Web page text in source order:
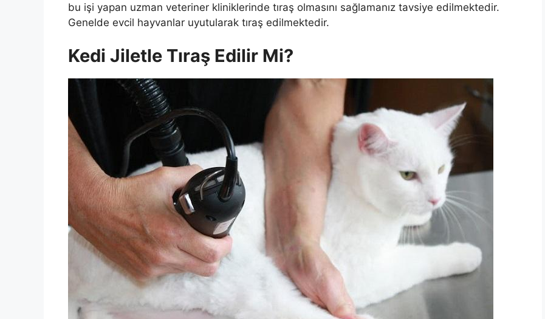
bu işi yapan uzman veteriner kliniklerinde tıraş olmasını sağlamanız tavsiye edilmektedir.
Genelde evcil hayvanlar uyutularak tıraş edilmektedir.
Kedi Jiletle Tıraş Edilir Mi?